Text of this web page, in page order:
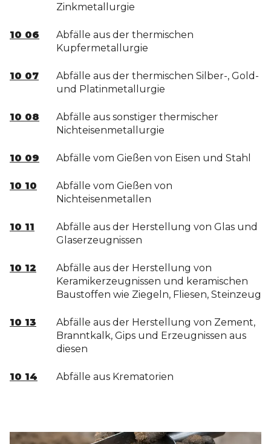
Zinkmetallurgie
10 06
Abfälle aus der thermischen
Kupfermetallurgie
10 07
Abfälle aus der thermischen Silber-, Gold-
und Platinmetallurgie
10 08
Abfälle aus sonstiger thermischer
Nichteisenmetallurgie
10 09 Abfälle vom Gießen von Eisen und Stahl
10 10
Abfälle vom Gießen von
Nichteisenmetallen
10 11
Abfälle aus der Herstellung von Glas und
Glaserzeugnissen
10 12
Abfälle aus der Herstellung von
Keramikerzeugnissen und keramischen
Baustoffen wie Ziegeln, Fliesen, Steinzeug
10 13
Abfälle aus der Herstellung von Zement,
Branntkalk, Gips und Erzeugnissen aus
diesen
10 14 Abfälle aus Krematorien